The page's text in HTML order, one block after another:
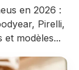
en 2026 :
Pirelli,
modèles...